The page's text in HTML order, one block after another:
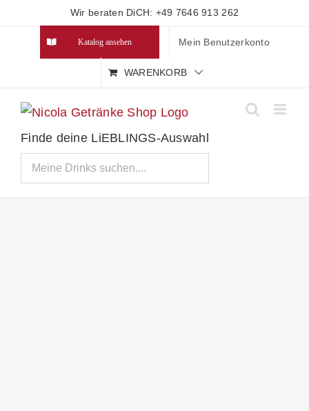
Wir beraten DiCH: +49 7646 913 262
Katalog ansehen Mein Benutzerkonto
WARENKORB
Finde deine LiEBLINGS-Auswahl